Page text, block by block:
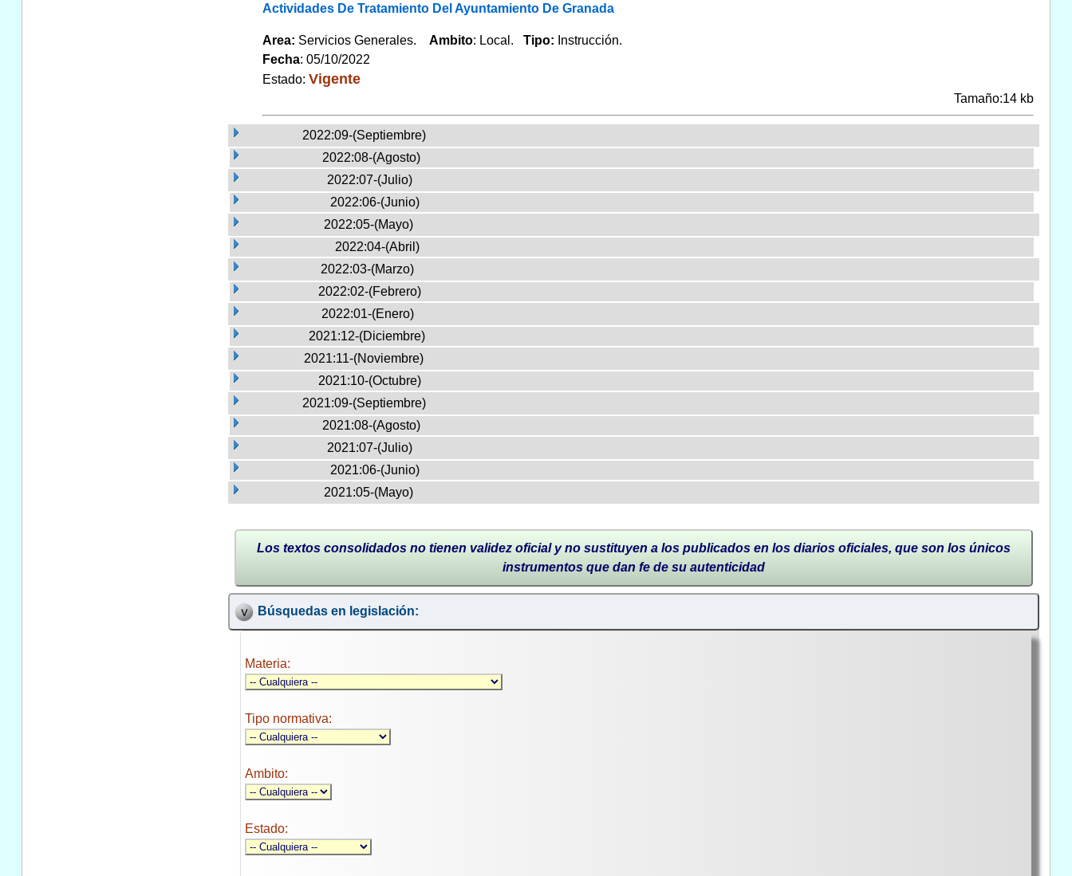
Actividades De Tratamiento Del Ayuntamiento De Granada
Area: Servicios Generales. Ambito: Local. Tipo: Instrucción.
Fecha: 05/10/2022
Estado: Vigente
Tamaño:14 kb
2022:09-(Septiembre)
2022:08-(Agosto)
2022:07-(Julio)
2022:06-(Junio)
2022:05-(Mayo)
2022:04-(Abril)
2022:03-(Marzo)
2022:02-(Febrero)
2022:01-(Enero)
2021:12-(Diciembre)
2021:11-(Noviembre)
2021:10-(Octubre)
2021:09-(Septiembre)
2021:08-(Agosto)
2021:07-(Julio)
2021:06-(Junio)
2021:05-(Mayo)
Los textos consolidados no tienen validez oficial y no sustituyen a los publicados en los diarios oficiales, que son los únicos
instrumentos que dan fe de su autenticidad
Búsquedas en legislación:
Materia:
Tipo normativa:
Ambito:
Estado: